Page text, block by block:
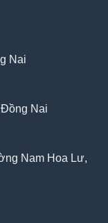
Nai
Đồng Nai
Nam Hoa Lư,